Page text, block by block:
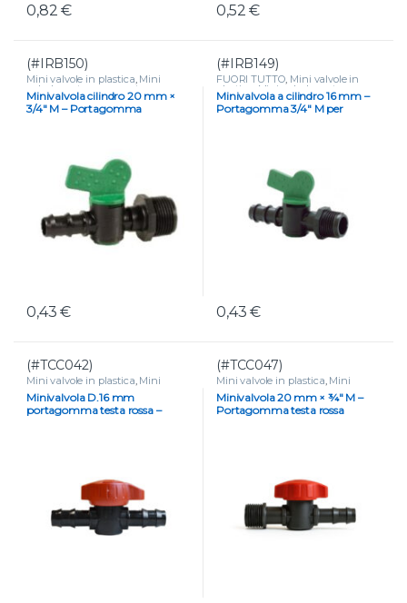
0,82€ 0,52€
(#IRB150)
Mini valvole in plastica, Mini
valvole portagomma e tape
VALVOLE
Minivalvola cilindro 20 mm ×
3/4″ M – Portagomma
0,43€
(#IRB149)
FUORI TUTTO, Mini valvole in
plastica, Mini valvole portagomma
e tape,VALVOLE
Minivalvola a cilindro 16 mm –
Portagomma 3/4″ M per
0,43€
(#TCC042)
Mini valvole in plastica, Mini
valvole portagomma e tape
VALVOLE
Minivalvola D.16 mm
portagomma testa rossa –
(#TCC047)
Mini valvole in plastica, Mini
valvole portagomma e tape,
VALVOLE
Minivalvola 20 mm × ¾″ M –
Portagomma testa rossa